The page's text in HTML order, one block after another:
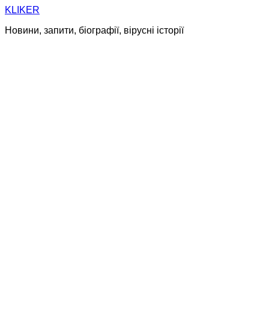
Skip
content
KLIKER
Новини, запити, біографії, вірусні історії